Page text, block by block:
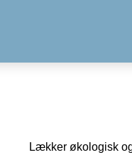
Lækker økologisk